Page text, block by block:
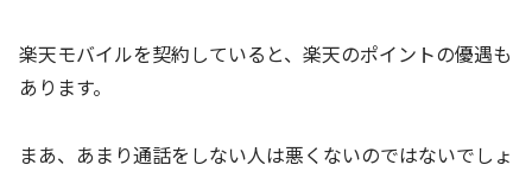
楽天モバイルを契約していると、楽天のポイントの優遇も
あります。
まあ、あまり通話をしない人は悪くないのではないでしょ